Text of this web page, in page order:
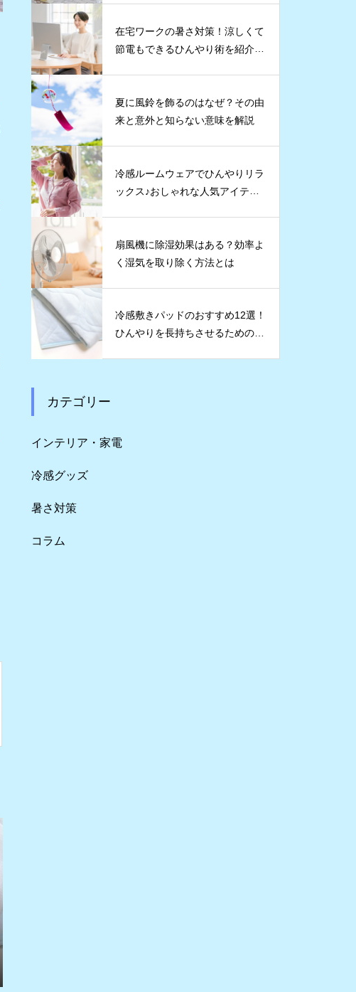
在宅ワークの暑さ対策！涼しくて
節電もできるひんやり術を紹介し
夏に風鈴を飾るのはなぜ？その由
来と意外と知らない意味を解説
冷感ルームウェアでひんやりリラ
ックス♪おしゃれな人気アイテムT
扇風機に除湿効果はある？効率よ
く湿気を取り除く方法とは
冷感敷きパッドのおすすめ12選！
ひんやりを長持ちさせるためのコ
カテゴリー
インテリア・家電
冷感グッズ
暑さ対策
コラム